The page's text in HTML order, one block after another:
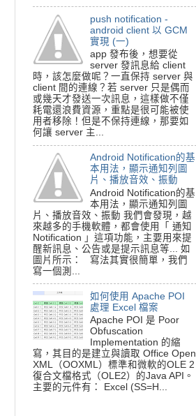
push notification -
android client 以 GCM
實現 (一)
app 發布後，想要從
server 發訊息給 client
時，該怎麼做呢？一直保持 server 與
client 間的連線？若 server 只是偶而
或幾天才發送一次訊息，這樣做不僅
耗電還浪費資源，重點是很可能被使
用者移除！但是不保持連線，那要如
何讓 server 主...
Android Notification的基
本用法，顯示通知列圖
片、播放音效、振動
Android Notification的基
本用法，顯示通知列圖
片、播放音效、振動 我們會發現，越
來越多的手機軟體，都會使用「 通知
Notification 」這項功能，主要用來提
醒新訊息、公告或是提示訊息等... 如
圖片所示： 寫法其實很簡單，我們
寫一個測...
如何使用 Apache POI
處理 Excel 檔案
Apache POI 是 Poor
Obfuscation
Implementation 的縮
寫，其目的是建立與讀取 Office Open
XML（OOXML）標準和微軟的OLE 2
復合文檔格式（OLE2）的Java API。
主要的元件有： Excel (SS=H...